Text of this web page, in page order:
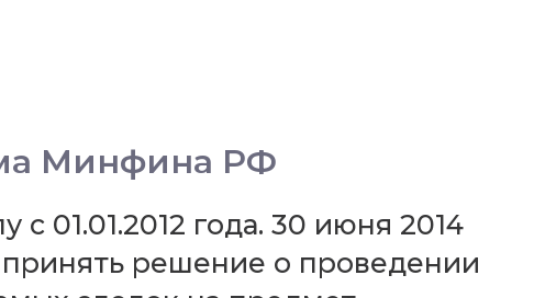
Минфина РФ
01.01.2012 года. 30 июня 2014
принять решение о проведении